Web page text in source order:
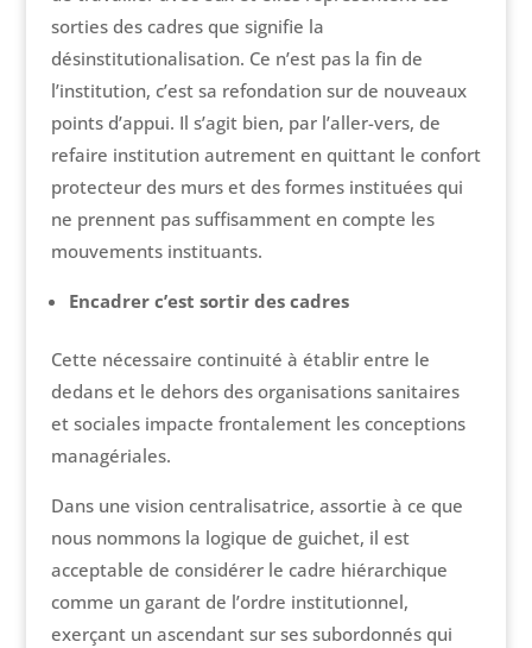
sorties des cadres que signifie la
désinstitutionalisation. Ce n’est pas la fin de
l’institution, c’est sa refondation sur de nouveaux
points d’appui. Il s’agit bien, par l’aller-vers, de
refaire institution autrement en quittant le confort
protecteur des murs et des formes instituées qui
ne prennent pas suffisamment en compte les
mouvements instituants.
Encadrer c’est sortir des cadres
Cette nécessaire continuité à établir entre le
dedans et le dehors des organisations sanitaires
et sociales impacte frontalement les conceptions
managériales.
Dans une vision centralisatrice, assortie à ce que
nous nommons la logique de guichet, il est
acceptable de considérer le cadre hiérarchique
comme un garant de l’ordre institutionnel,
exerçant un ascendant sur ses subordonnés qui